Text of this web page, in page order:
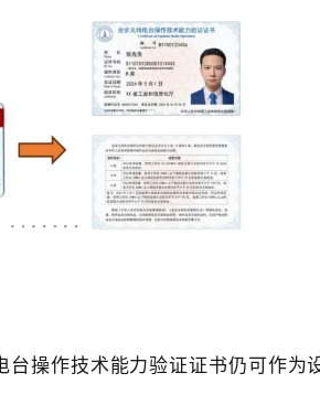
操作技术能力验证证书仍可作为